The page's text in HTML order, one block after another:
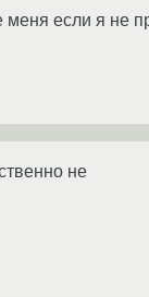
если я не
не